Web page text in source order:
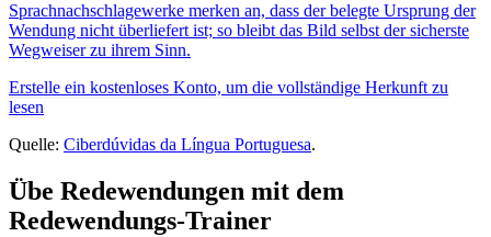
Sprachnachschlagewerke merken an, dass der belegte Ursprung der
Wendung nicht überliefert ist; so bleibt das Bild selbst der sicherste
Wegweiser zu ihrem Sinn.
Erstelle ein kostenloses Konto, um die vollständige Herkunft zu
lesen
Quelle: Ciberdúvidas da Língua Portuguesa.
Übe Redewendungen mit dem
Redewendungs-Trainer